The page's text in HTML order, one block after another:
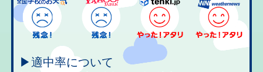
▶適中率について